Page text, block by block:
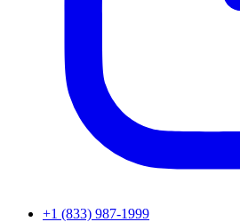
+1 (833) 987-1999